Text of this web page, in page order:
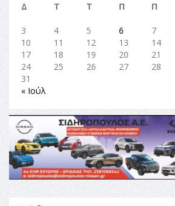
Δ
Τ Τ Π Π
3
4 5 6 7
10
11 12 13 14
17
18 19 20 21
24
25 26 27 28
31
« Ιούλ